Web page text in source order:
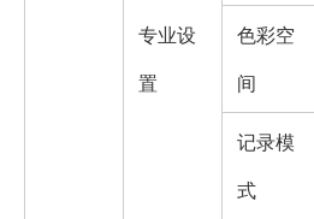
专业设
置
色彩空
间
记录模
式